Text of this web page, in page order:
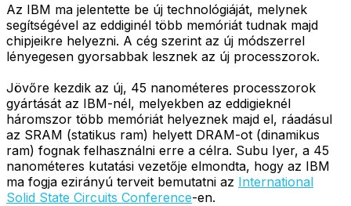
Az IBM ma jelentette be új technológiáját, melynek
segítségével az eddiginél több memóriát tudnak majd
chipjeikre helyezni. A cég szerint az új módszerrel
lényegesen gyorsabbak lesznek az új processzorok.
Jövőre kezdik az új, 45 nanométeres processzorok
gyártását az IBM-nél, melyekben az eddigieknél
háromszor több memóriát helyeznek majd el, ráadásul
az SRAM (statikus ram) helyett DRAM-ot (dinamikus
ram) fognak felhasználni erre a célra. Subu Iyer, a 45
nanométeres kutatási vezetője elmondta, hogy az IBM
ma fogja ezirányú terveit bemutatni az International
Solid State Circuits Conference-en.